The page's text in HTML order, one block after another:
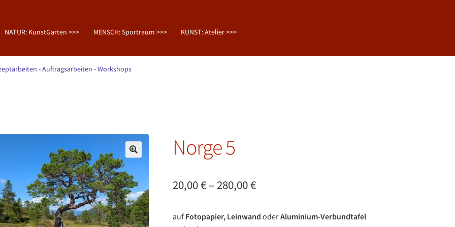
NATUR: KunstGarten >>> MENSCH: Sportraum >>> KUNST: Atelier >>>
- Auftragsarbeiten - Workshops
Norge 5
20,00€ – 280,00€Preisspanne:
bis
auf Fotopapier, Leinwand oderAluminium-Verbundtafel